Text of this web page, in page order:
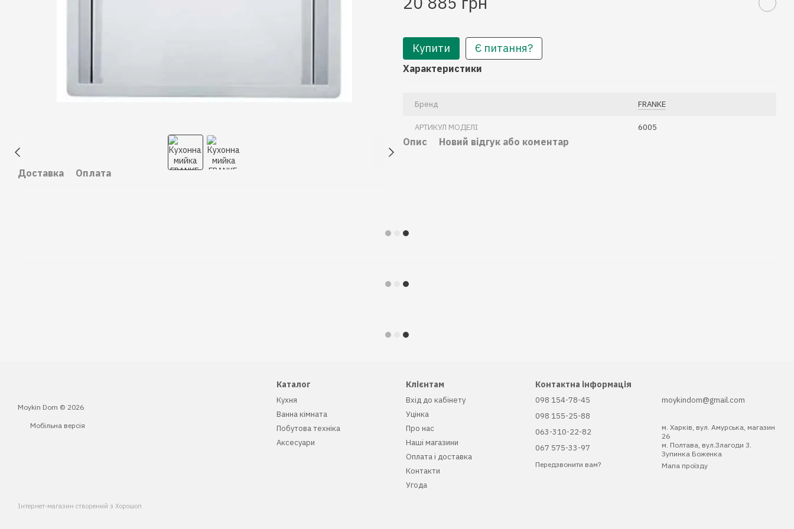
Доставка Оплата
Купити Є питання?
Характеристики
Бренд FRANKE
АРТИКУЛ МОДЕЛІ 6005
Опис Новий відгук або коментар
Moykin Dom © 2026
Мобільна версія
Інтернет-магазин створений з Хорошоп
Каталог
Кухня
Ванна кімната
Побутова техніка
Аксесуари
Клієнтам
Вхід до кабінету
Уцінка
Про нас
Наші магазини
Оплата і доставка
Контакти
Угода
Контактна інформація
098 154-78-45
098 155-25-88
063-310-22-82
067 575-33-97
Передзвонити вам?
moykindom@gmail.com
м. Харків, вул. Амурська, магазин
26
м. Полтава, вул.Злагоди 3.
Зупинка Боженка
Мапа проїзду